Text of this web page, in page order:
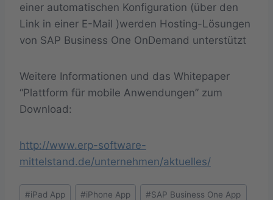
einer automatischen Konfiguration (über den
Link in einer E-Mail )werden Hosting-Lösungen
von SAP Business One OnDemand unterstützt
Weitere Informationen und das Whitepaper
“Plattform für mobile Anwendungen” zum
Download:
http://www.erp-software-
mittelstand.de/unternehmen/aktuelles/
Schlagworte:
#iPad App #iPhone App #SAP Business One App